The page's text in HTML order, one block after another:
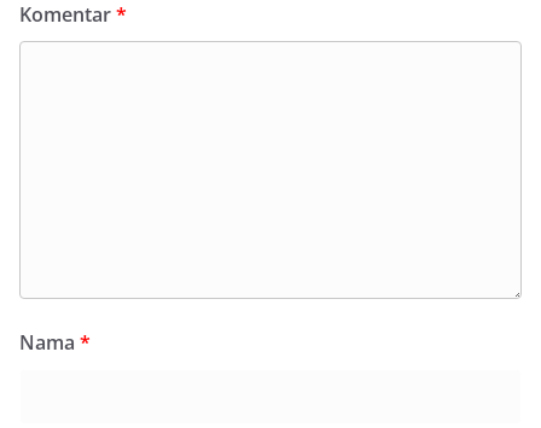
Komentar*
Nama *